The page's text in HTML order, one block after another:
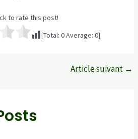
to rate this post!
[Total: 0Average: 0]
Article suivant →